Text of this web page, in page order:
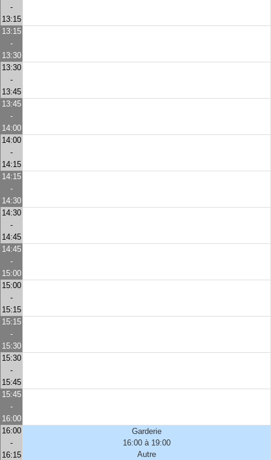
-
13:15
13:15
-
13:30
13:30
-
13:45
13:45
-
14:00
14:00
-
14:15
14:15
-
14:30
14:30
-
14:45
14:45
-
15:00
15:00
-
15:15
15:15
-
15:30
15:30
-
15:45
15:45
-
16:00
16:00
-
16:15
Garderie
16:00 à 19:00
Autre